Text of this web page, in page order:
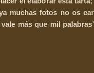
muchas fotos no os
más que mil